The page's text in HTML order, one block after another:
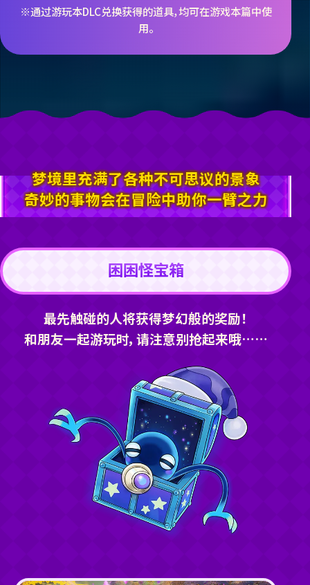
※通过游玩本DLC兑换获得的道具，均可在游戏本篇中使
用。
梦境里充满了各种不可思议的景象
奇妙的事物会在冒险中助你一臂之力
困困怪宝箱
最先触碰的人将获得梦幻般的奖励！
和朋友一起游玩时，请注意别抢起来哦……